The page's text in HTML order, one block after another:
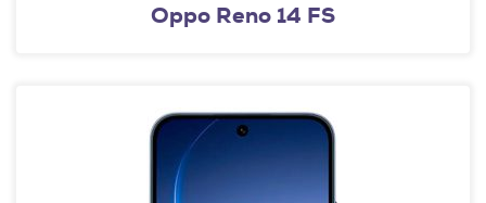
Oppo Reno 14 FS